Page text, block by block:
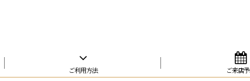
ご利用方法 ご来店